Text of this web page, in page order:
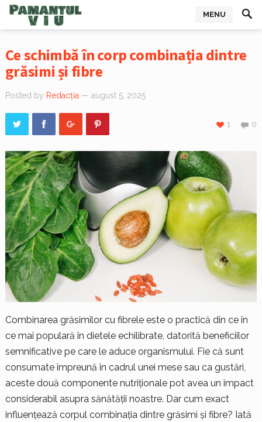
MENU
Ce schimbă în corp combinația dintre
grăsimi și fibre
Posted by Redacția — august 5, 2025
0
1
Combinarea grăsimilor cu fibrele este o practică din ce în
ce mai populară în dietele echilibrate, datorită beneficiilor
semnificative pe care le aduce organismului. Fie că sunt
consumate împreună în cadrul unei mese sau ca gustări,
aceste două componente nutriționale pot avea un impact
considerabil asupra sănătății noastre. Dar cum exact
influențează corpul combinația dintre grăsimi și fibre? Iată